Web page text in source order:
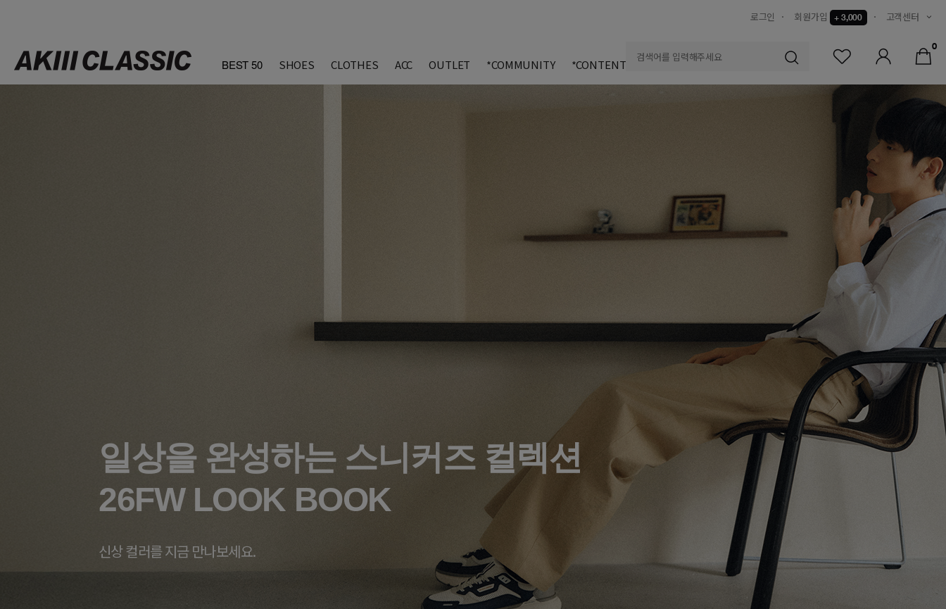
로그인 회원가입 + 3,000 고객센터
BEST 50 SHOES CLOTHES ACC OUTLET *COMMUNITY *CONTENTS
0
일상을 완성하는 스니커즈 컬렉션
26FW LOOK BOOK
신상 컬러를 지금 만나보세요.